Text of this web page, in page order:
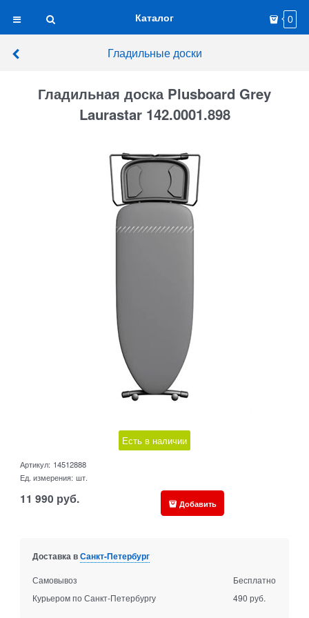
Каталог 0
Гладильные доски
Гладильная доска Plusboard Grey
Laurastar 142.0001.898
Есть в наличии
Артикул: 14512888
Ед. измерения: шт.
11 990 руб. Добавить
Доставка вСанкт-Петербург
Самовывоз
Бесплатно
Курьером по Санкт-Петербургу
490 руб.